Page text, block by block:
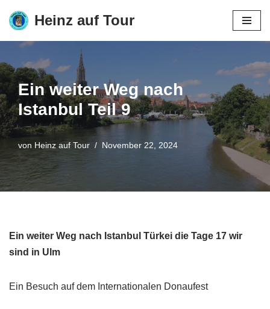
Zum
Inhalt
springen
Heinz auf Tour
Ein weiter Weg nach
Istanbul Teil 9
von Heinz auf Tour November 22, 2024
Ein weiter Weg nach Istanbul Türkei die Tage 17 wir
sind in Ulm
Ein Besuch auf dem Internationalen Donaufest